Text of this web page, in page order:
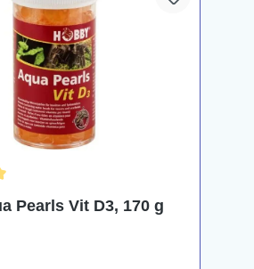
Pearls Vit D3, 170 g